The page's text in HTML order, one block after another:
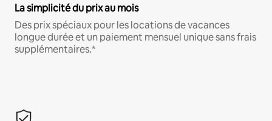
La simplicité du prix au mois
Des prix spéciaux pour les locations de vacances
longue durée et un paiement mensuel unique sans frais
supplémentaires.*